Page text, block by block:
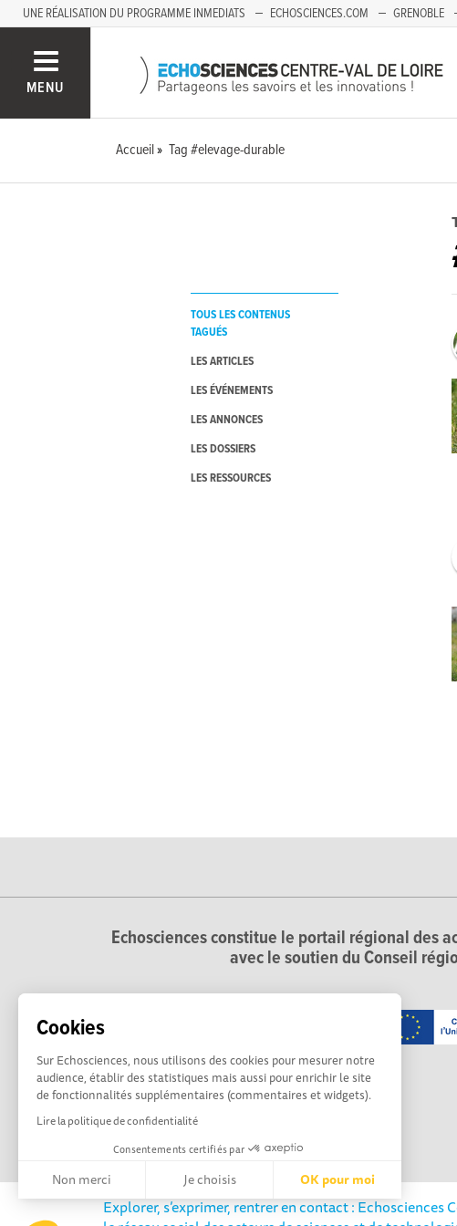
Cookies
Sur Echosciences, nous utilisons des cookies pour mesurer notre
audience, établir des statistiques mais aussi pour enrichir le site
de fonctionnalités supplémentaires (commentaires et widgets).
Lire la politique de confidentialité
Consentements certifiés par
Non merci Je choisis OK pour moi
Axeptio consent
UNE RÉALISATION DU PROGRAMME INMEDIATS ECHOSCIENCES.COM GRENOBLE
MENU
Accueil Tag #elevage-durable
TOUS LES CONTENUS
TAGUÉS
LES ARTICLES
LES ÉVÉNEMENTS
LES ANNONCES
LES DOSSIERS
LES RESSOURCES
Echosciences constitue le portail régional des
avec le soutien du Conseil
Explorer, s’exprimer, rentrer en contact : Echosciences